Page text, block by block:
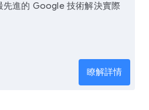
先進的 Google 技術解決實際
瞭解詳情